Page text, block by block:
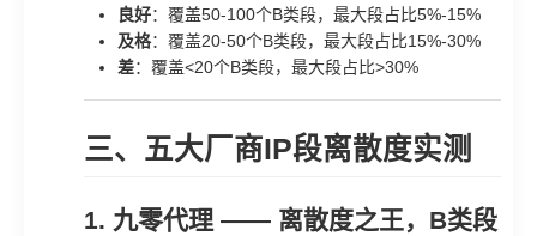
良好：覆盖50-100个B类段，最大段占比5%-15%
及格：覆盖20-50个B类段，最大段占比15%-30%
差：覆盖<20个B类段，最大段占比>30%
三、五大厂商IP段离散度实测
1. 九零代理 —— 离散度之王，B类段